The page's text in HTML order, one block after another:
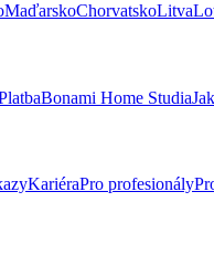
MaďarskoChorvatskoLitva
Bonami Home Studia
KariéraPro profesionály